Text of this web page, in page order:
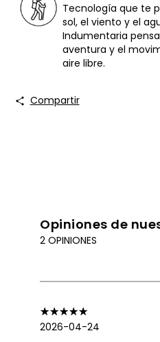
Tecnología que te
sol, el viento y el
Indumentaria
aventura y el
aire libre.
Compartir
Opiniones de
2 OPINIONES
2026-04-24